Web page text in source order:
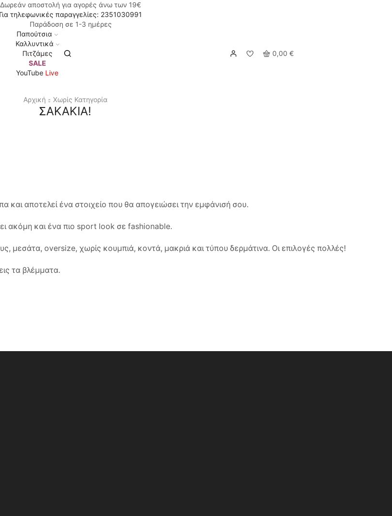
Δωρεάν αποστολή για αγορές άνω των 19€
Για τηλεφωνικές παραγγελίες: 2351030991
Παράδοση σε 1-3 ημέρες
Παπούτσια
Καλλυντικά
Πιτζάμες
SALE
YouTube Live
0,00 €
Αρχική Χωρίς Κατηγορία
ΣΑΚΆΚΙΑ!
και αποτελεί ένα στοιχείο που θα απογειώσει την εμφάνισή σου.
ακόμη και ένα πιο sport look σε fashionable.
μεσάτα, oversize, χωρίς κουμπιά, κοντά, μακριά και τύπου δερμάτινα. Οι επιλογές πολλές!
τα βλέμματα.